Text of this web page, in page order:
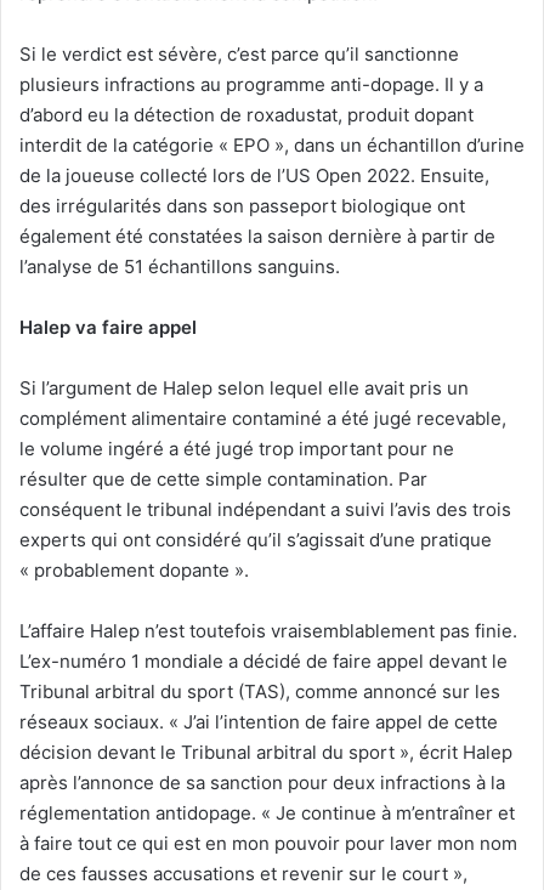
Si le verdict est sévère, c’est parce qu’il sanctionne
plusieurs infractions au programme anti-dopage. Il y a
d’abord eu la détection de roxadustat, produit dopant
interdit de la catégorie « EPO », dans un échantillon d’urine
de la joueuse collecté lors de l’US Open 2022. Ensuite,
des irrégularités dans son passeport biologique ont
également été constatées la saison dernière à partir de
l’analyse de 51 échantillons sanguins.
Halep va faire appel
Si l’argument de Halep selon lequel elle avait pris un
complément alimentaire contaminé a été jugé recevable,
le volume ingéré a été jugé trop important pour ne
résulter que de cette simple contamination. Par
conséquent le tribunal indépendant a suivi l’avis des trois
experts qui ont considéré qu’il s’agissait d’une pratique
« probablement dopante ».
L’affaire Halep n’est toutefois vraisemblablement pas finie.
L’ex-numéro 1 mondiale a décidé de faire appel devant le
Tribunal arbitral du sport (TAS), comme annoncé sur les
réseaux sociaux. « J’ai l’intention de faire appel de cette
décision devant le Tribunal arbitral du sport », écrit Halep
après l’annonce de sa sanction pour deux infractions à la
réglementation antidopage. « Je continue à m’entraîner et
à faire tout ce qui est en mon pouvoir pour laver mon nom
de ces fausses accusations et revenir sur le court »,